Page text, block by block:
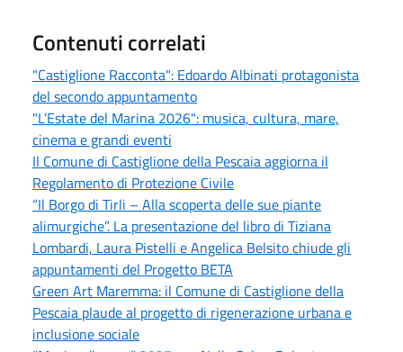
Contenuti correlati
"Castiglione Racconta": Edoardo Albinati protagonista
del secondo appuntamento
"L’Estate del Marina 2026": musica, cultura, mare,
cinema e grandi eventi
Il Comune di Castiglione della Pescaia aggiorna il
Regolamento di Protezione Civile
“Il Borgo di Tirli – Alla scoperta delle sue piante
alimurgiche”. La presentazione del libro di Tiziana
Lombardi, Laura Pistelli e Angelica Belsito chiude gli
appuntamenti del Progetto BETA
Green Art Maremma: il Comune di Castiglione della
Pescaia plaude al progetto di rigenerazione urbana e
inclusione sociale